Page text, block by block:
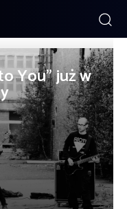
You” już w